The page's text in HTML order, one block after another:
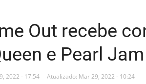
Out recebe
e Pearl Jam
2022 - 17:54 Atualizado: Mar 29, 2022 - 10:24